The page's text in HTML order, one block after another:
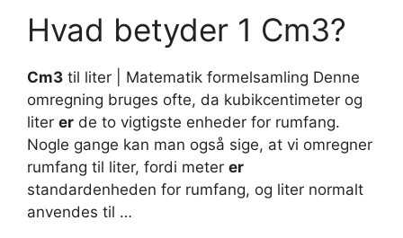
Hvad betyder 1 Cm3?
Cm3 til liter | Matematik formelsamling Denne
omregning bruges ofte, da kubikcentimeter og
liter er de to vigtigste enheder for rumfang.
Nogle gange kan man også sige, at vi omregner
rumfang til liter, fordi meter er
standardenheden for rumfang, og liter normalt
anvendes til …